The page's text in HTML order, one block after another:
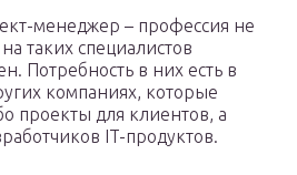
менеджер – профессия не
таких специалистов
Потребность в них есть в
компаниях, которые
проекты для клиентов, а
IT-продуктов.